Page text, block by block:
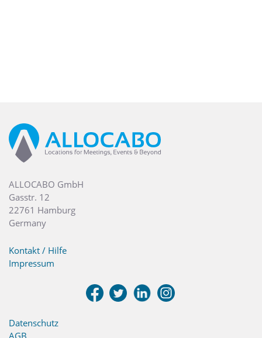
ALLOCABO GmbH
Gasstr. 12
22761 Hamburg
Germany
Kontakt / Hilfe
Impressum
Datenschutz
AGB